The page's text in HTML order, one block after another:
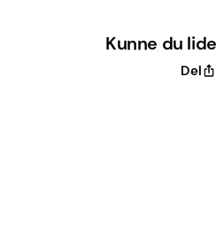
Kunne du
Del